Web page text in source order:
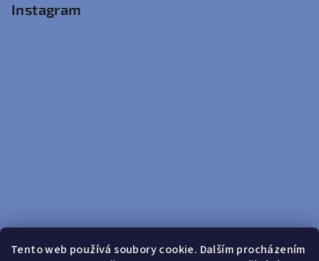
Tento web používá soubory cookie. Dalším procházením
Instagram